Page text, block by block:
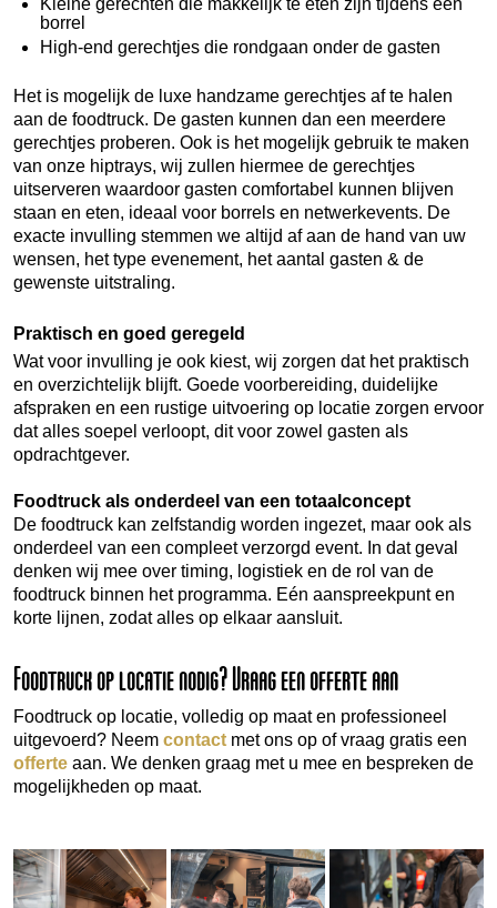
borrel
High-end gerechtjes die rondgaan onder de gasten
Het is mogelijk de luxe handzame gerechtjes af te halen
aan de foodtruck. De gasten kunnen dan een meerdere
gerechtjes proberen. Ook is het mogelijk gebruik te maken
van onze hiptrays, wij zullen hiermee de gerechtjes
uitserveren waardoor gasten comfortabel kunnen blijven
staan en eten, ideaal voor borrels en netwerkevents. De
exacte invulling stemmen we altijd af aan de hand van uw
wensen, het type evenement, het aantal gasten & de
gewenste uitstraling.
Praktisch en goed geregeld
Wat voor invulling je ook kiest, wij zorgen dat het praktisch
en overzichtelijk blijft. Goede voorbereiding, duidelijke
afspraken en een rustige uitvoering op locatie zorgen ervoor
dat alles soepel verloopt, dit voor zowel gasten als
opdrachtgever.
Foodtruck als onderdeel van een totaalconcept
De foodtruck kan zelfstandig worden ingezet, maar ook als
onderdeel van een compleet verzorgd event. In dat geval
denken wij mee over timing, logistiek en de rol van de
foodtruck binnen het programma. Eén aanspreekpunt en
korte lijnen, zodat alles op elkaar aansluit.
Foodtruck op locatie nodig? Vraag een offerte aan
Foodtruck op locatie, volledig op maat en professioneel
uitgevoerd? Neem contact met ons op of vraag gratis een
offerte aan. We denken graag met u mee en bespreken de
mogelijkheden op maat.